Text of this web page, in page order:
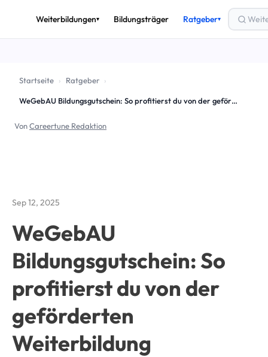
Weiterbildungen▾ Bildungsträger Ratgeber▾
Startseite › Ratgeber ›
WeGebAU Bildungsgutschein: So profitierst du von der geförderten Weiterbildung
VonCareertune Redaktion
Sep 12, 2025
WeGebAU
Bildungsgutschein: So
profitierst du von der
geförderten
Weiterbildung